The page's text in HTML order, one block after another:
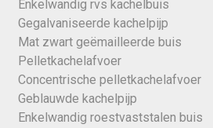
Enkelwandig rvs kachelbuis
Gegalvaniseerde kachelpijp
Mat zwart geëmailleerde buis
Pelletkachelafvoer
Concentrische pelletkachelafvoer
Geblauwde kachelpijp
Enkelwandig roestvaststalen buis